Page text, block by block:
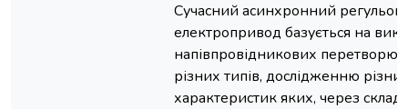
Сучасний асинхронний
електропривод базується на
напівпровідникових
різних типів, дослідженню
характеристик яких, через